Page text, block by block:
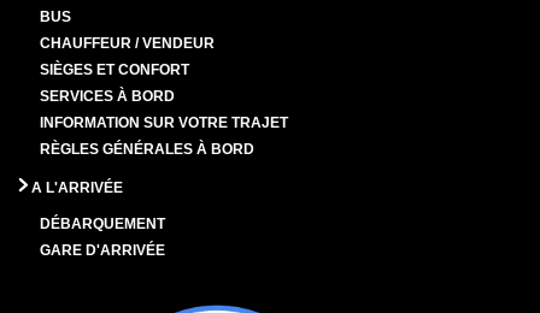
BUS
CHAUFFEUR / VENDEUR
SIÈGES ET CONFORT
SERVICES À BORD
INFORMATION SUR VOTRE TRAJET
RÈGLES GÉNÉRALES À BORD
A L'ARRIVÉE
DÉBARQUEMENT
GARE D'ARRIVÉE